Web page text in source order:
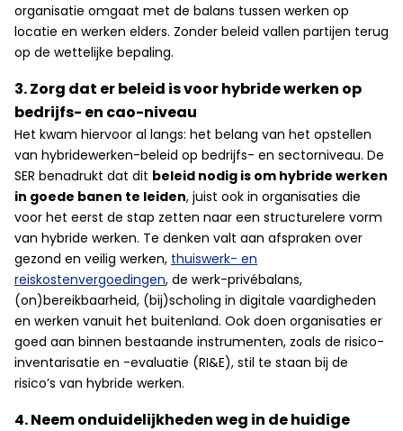
organisatie omgaat met de balans tussen werken op
locatie en werken elders. Zonder beleid vallen partijen terug
op de wettelijke bepaling.
3. Zorg dat er beleid is voor hybride werken op
bedrijfs- en cao-niveau
Het kwam hiervoor al langs: het belang van het opstellen
van hybridewerken-beleid op bedrijfs- en sectorniveau. De
SER benadrukt dat dit beleid nodig is om hybride werken
in goede banen te leiden, juist ook in organisaties die
voor het eerst de stap zetten naar een structurelere vorm
van hybride werken. Te denken valt aan afspraken over
gezond en veilig werken, thuiswerk- en
reiskostenvergoedingen, de werk-privébalans,
(on)bereikbaarheid, (bij)scholing in digitale vaardigheden
en werken vanuit het buitenland. Ook doen organisaties er
goed aan binnen bestaande instrumenten, zoals de risico-
inventarisatie en -evaluatie (RI&E), stil te staan bij de
risico’s van hybride werken.
4. Neem onduidelijkheden weg in de huidige